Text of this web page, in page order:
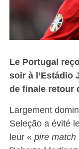
Le Portugal
soir à l’Estádio
de finale retour
Largement
Seleção a évité
leur « pire match